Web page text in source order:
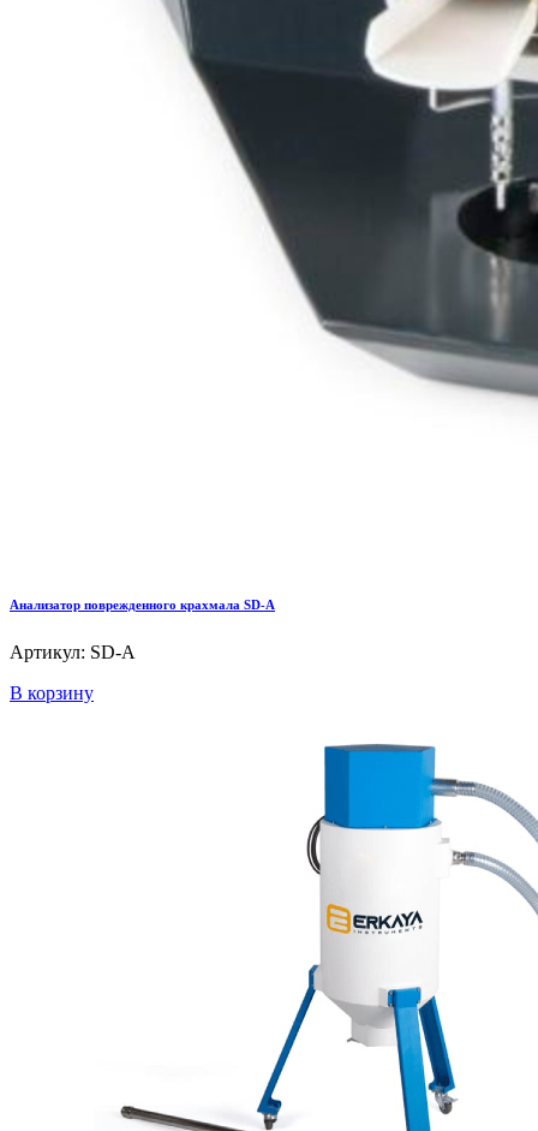
Анализатор поврежденного крахмала SD-A
Артикул: SD-A
В корзину